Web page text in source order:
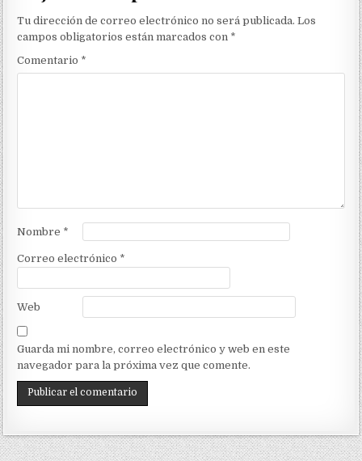
Tu dirección de correo electrónico no será publicada. Los
campos obligatorios están marcados con *
Comentario *
Nombre *
Correo electrónico *
Web
Guarda mi nombre, correo electrónico y web en este
navegador para la próxima vez que comente.